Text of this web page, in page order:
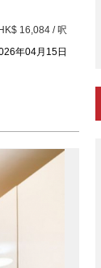
16,084 / 呎
年04月15日